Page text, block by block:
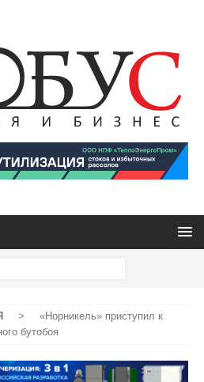
>
«Норникель» приступил к
бутобоя